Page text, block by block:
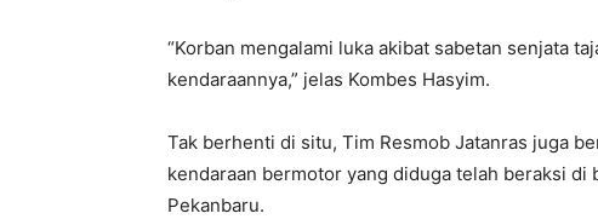
“Korban mengalami luka akibat sabetan senjata
kendaraannya,” jelas Kombes Hasyim.
Tak berhenti di situ, Tim Resmob Jatanras juga
kendaraan bermotor yang diduga telah beraksi di
Pekanbaru.